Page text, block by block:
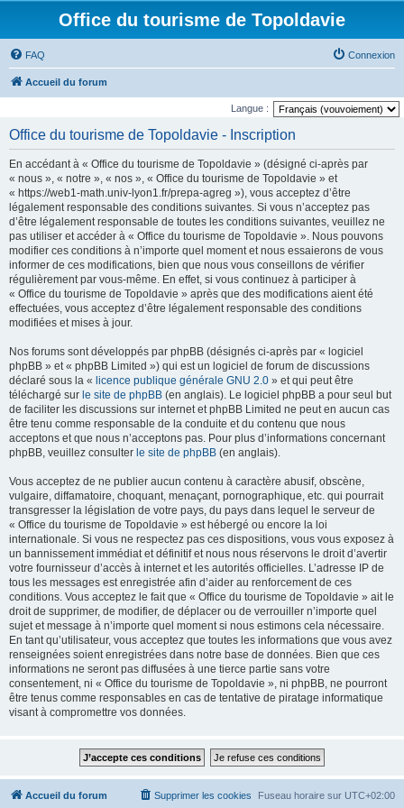
Office du tourisme de Topoldavie
FAQ Connexion
Accueil du forum
Langue :
Office du tourisme de Topoldavie - Inscription
En accédant à « Office du tourisme de Topoldavie » (désigné ci-après par
« nous », « notre », « nos », « Office du tourisme de Topoldavie » et
« https://web1-math.univ-lyon1.fr/prepa-agreg »), vous acceptez d’être
légalement responsable des conditions suivantes. Si vous n’acceptez pas
d’être légalement responsable de toutes les conditions suivantes, veuillez ne
pas utiliser et accéder à « Office du tourisme de Topoldavie ». Nous pouvons
modifier ces conditions à n’importe quel moment et nous essaierons de vous
informer de ces modifications, bien que nous vous conseillons de vérifier
régulièrement par vous-même. En effet, si vous continuez à participer à
« Office du tourisme de Topoldavie » après que des modifications aient été
effectuées, vous acceptez d’être légalement responsable des conditions
modifiées et mises à jour.
Nos forums sont développés par phpBB (désignés ci-après par « logiciel
phpBB » et « phpBB Limited ») qui est un logiciel de forum de discussions
déclaré sous la « licence publique générale GNU 2.0 » et qui peut être
téléchargé sur le site de phpBB (en anglais). Le logiciel phpBB a pour seul but
de faciliter les discussions sur internet et phpBB Limited ne peut en aucun cas
être tenu comme responsable de la conduite et du contenu que nous
acceptons et que nous n’acceptons pas. Pour plus d’informations concernant
phpBB, veuillez consulter le site de phpBB (en anglais).
Vous acceptez de ne publier aucun contenu à caractère abusif, obscène,
vulgaire, diffamatoire, choquant, menaçant, pornographique, etc. qui pourrait
transgresser la législation de votre pays, du pays dans lequel le serveur de
« Office du tourisme de Topoldavie » est hébergé ou encore la loi
internationale. Si vous ne respectez pas ces dispositions, vous vous exposez à
un bannissement immédiat et définitif et nous nous réservons le droit d’avertir
votre fournisseur d’accès à internet et les autorités officielles. L’adresse IP de
tous les messages est enregistrée afin d’aider au renforcement de ces
conditions. Vous acceptez le fait que « Office du tourisme de Topoldavie » ait le
droit de supprimer, de modifier, de déplacer ou de verrouiller n’importe quel
sujet et message à n’importe quel moment si nous estimons cela nécessaire.
En tant qu’utilisateur, vous acceptez que toutes les informations que vous avez
renseignées soient enregistrées dans notre base de données. Bien que ces
informations ne seront pas diffusées à une tierce partie sans votre
consentement, ni « Office du tourisme de Topoldavie », ni phpBB, ne pourront
être tenus comme responsables en cas de tentative de piratage informatique
visant à compromettre vos données.
Accueil du forum Fuseau horaire sur UTC+02:00
Supprimer les cookies